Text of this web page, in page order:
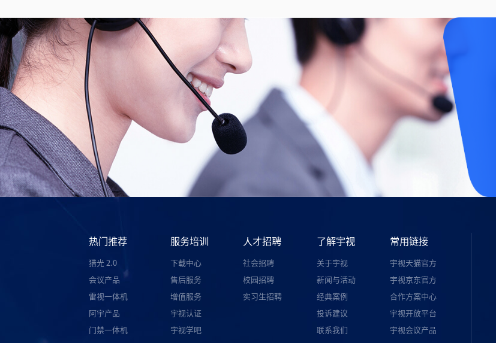
热门推荐
猎光 2.0
会议产品
雷视一体机
阿宇产品
门禁一体机
服务培训
下载中心
售后服务
增值服务
宇视认证
宇视学吧
人才招聘
社会招聘
校园招聘
实习生招聘
了解宇视
关于宇视
新闻与活动
经典案例
投诉建议
联系我们
常用链接
宇视天猫官方
宇视京东官方
合作方案中心
宇视开放平台
宇视会议产品